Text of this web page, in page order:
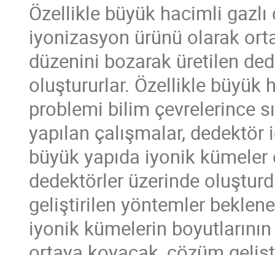
Özellikle büyük hacimli
iyonizasyon ürünü olarak
düzenini bozarak üretilen
oluştururlar. Özellikle büyük
problemi bilim çevrelerince
yapılan çalışmalar,
büyük yapıda iyonik kümeler
dedektörler üzerinde
geliştirilen yöntemler
iyonik kümelerin